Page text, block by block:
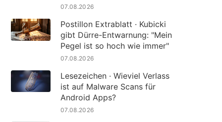
07.08.2026
Postillon Extrablatt · Kubicki
gibt Dürre-Entwarnung: "Mein
Pegel ist so hoch wie immer"
07.08.2026
Lesezeichen · Wieviel Verlass
ist auf Malware Scans für
Android Apps?
07.08.2026